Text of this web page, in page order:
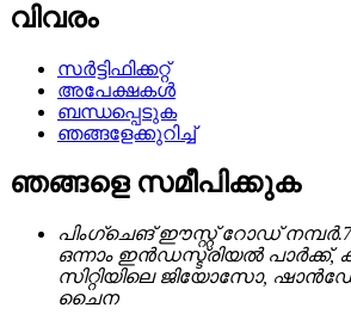
വിവരം
സർട്ടിഫിക്കറ്റ്
അപേക്ഷകൾ
ബന്ധപ്പെടുക
ഞങ്ങളേക്കുറിച്ച്
ഞങ്ങളെ സമീപിക്കുക
പിംഗ്‌ചെങ് ഈസ്റ്റ് റോഡ്
ഒന്നാം ഇൻഡസ്ട്രിയൽ പാർക്ക്,
സിറ്റിയിലെ ജിയോസോ,
ചൈന